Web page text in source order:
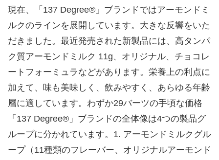
現在、「137 Degree®」ブランドではアーモンドミ
ルクのラインを展開しています。大きな反響をいた
だきました。最近発売された新製品には、高タンパ
ク質アーモンドミルク 11g、オリジナル、チョコレ
ートフォーミュラなどがあります。栄養上の利点に
加えて、味も美味しく、飲みやすく、あらゆる年齢
層に適しています。わずか29バーツの手頃な価格
「137 Degree®」ブランドの全体像は4つの製品グ
ループに分かれています。1. アーモンドミルクグル
ープ（11種類のフレーバー、オリジナルアーモンド